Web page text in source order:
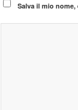
Salva il mio